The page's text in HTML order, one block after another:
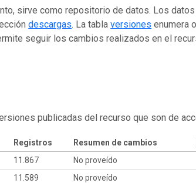
sirve como repositorio de datos. Los
descargas. La tablaversiones enumera
seguir los cambios realizados en el
publicadas del recurso que son de
Registros Resumen de cambios
11.867
No proveído
11.589
No proveído